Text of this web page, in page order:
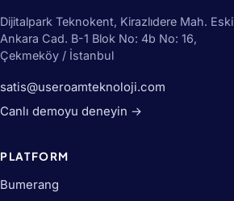
Dijitalpark Teknokent, Kirazlıdere Mah. Eski
Ankara Cad. B-1 Blok No: 4b No: 16,
Çekmeköy / İstanbul
satis@useroamteknoloji.com
Canlı demoyu deneyin →
PLATFORM
Bumerang